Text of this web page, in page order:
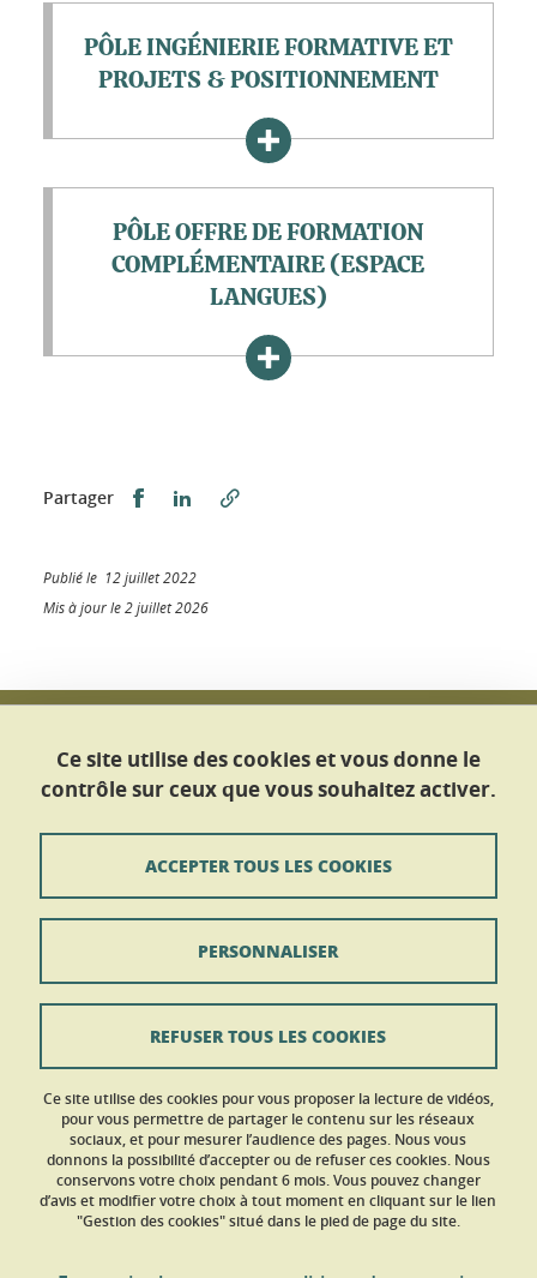
PÔLE INGÉNIERIE FORMATIVE ET
PROJETS & POSITIONNEMENT
PÔLE OFFRE DE FORMATION
COMPLÉMENTAIRE (ESPACE
LANGUES)
Partager Partager sur Facebook
Partager sur LinkedIn
Publié le 12 juillet 2022
Mis à jour le 2 juillet 2026
Maison Des Langues et des Cultures
Service Des Langues
CS 40 700
Tél : +33 (0)4 56 52 10 50
Nous contacter
Mentions légales
Données personnelles
Crédits
Gestion des cookies
Ce site utilise des cookies et vous donne le
contrôle sur ceux que vous souhaitez activer.
Ce site utilise des cookies pour vous proposer la lecture de vidéos,
pour vous permettre de partager le contenu sur les réseaux
sociaux, et pour mesurer l’audience des pages. Nous vous
donnons la possibilité d’accepter ou de refuser ces cookies. Nous
conservons votre choix pendant 6 mois. Vous pouvez changer
d’avis et modifier votre choix à tout moment en cliquant sur le lien
"Gestion des cookies" situé dans le pied de page du site.
ACCEPTER TOUS LES COOKIES
REFUSER TOUS LES COOKIES
PERSONNALISER